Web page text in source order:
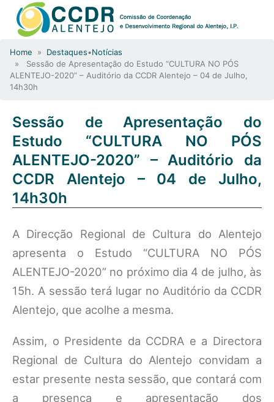
Home » Destaques•Notícias
» Sessão de Apresentação do Estudo “CULTURA NO PÓS
ALENTEJO-2020” – Auditório da CCDR Alentejo – 04 de Julho,
14h30h
Sessão de Apresentação do
Estudo “CULTURA NO PÓS
ALENTEJO-2020” – Auditório da
CCDR Alentejo – 04 de Julho,
14h30h
A Direcção Regional de Cultura do Alentejo
apresenta o Estudo “CULTURA NO PÓS
ALENTEJO-2020” no próximo dia 4 de julho, às
15h. A sessão terá lugar no Auditório da CCDR
Alentejo, que acolhe a mesma.
Assim, o Presidente da CCDRA e a Directora
Regional de Cultura do Alentejo convidam a
estar presente nesta sessão, que contará com
a presença e apresentação dos